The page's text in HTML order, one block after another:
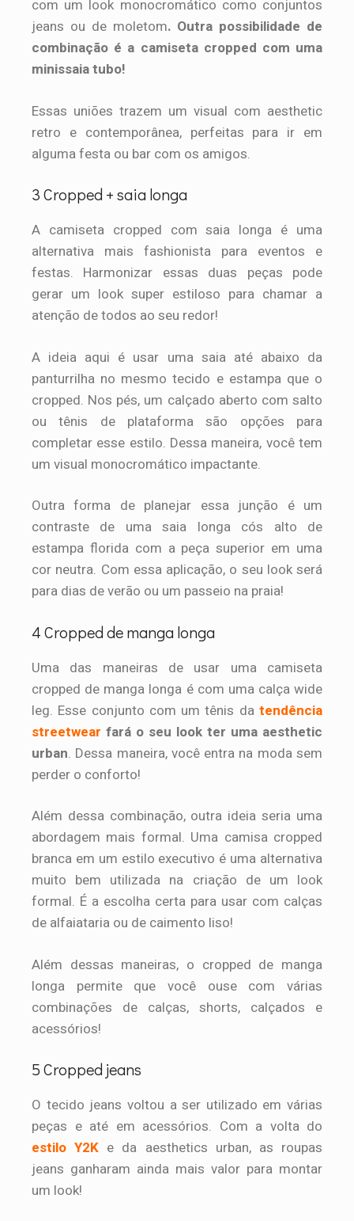
com um look monocromático como conjuntos
jeans ou de moletom. Outra possibilidade de
combinação é a camiseta cropped com uma
minissaia tubo!
Essas uniões trazem um visual com aesthetic
retro e contemporânea, perfeitas para ir em
alguma festa ou bar com os amigos.
3 Cropped + saia longa
A camiseta cropped com saia longa é uma
alternativa mais fashionista para eventos e
festas. Harmonizar essas duas peças pode
gerar um look super estiloso para chamar a
atenção de todos ao seu redor!
A ideia aqui é usar uma saia até abaixo da
panturrilha no mesmo tecido e estampa que o
cropped. Nos pés, um calçado aberto com salto
ou tênis de plataforma são opções para
completar esse estilo. Dessa maneira, você tem
um visual monocromático impactante.
Outra forma de planejar essa junção é um
contraste de uma saia longa cós alto de
estampa florida com a peça superior em uma
cor neutra. Com essa aplicação, o seu look será
para dias de verão ou um passeio na praia!
4 Cropped de manga longa
Uma das maneiras de usar uma camiseta
cropped de manga longa é com uma calça wide
leg. Esse conjunto com um tênis datendência
streetwear fará o seu look ter uma aesthetic
urban. Dessa maneira, você entra na moda sem
perder o conforto!
Além dessa combinação, outra ideia seria uma
abordagem mais formal. Uma camisa cropped
branca em um estilo executivo é uma alternativa
muito bem utilizada na criação de um look
formal. É a escolha certa para usar com calças
de alfaiataria ou de caimento liso!
Além dessas maneiras, o cropped de manga
longa permite que você ouse com várias
combinações de calças, shorts, calçados e
acessórios!
5 Cropped jeans
O tecido jeans voltou a ser utilizado em várias
peças e até em acessórios. Com a volta do
estilo Y2K e da aesthetics urban, as roupas
jeans ganharam ainda mais valor para montar
um look!